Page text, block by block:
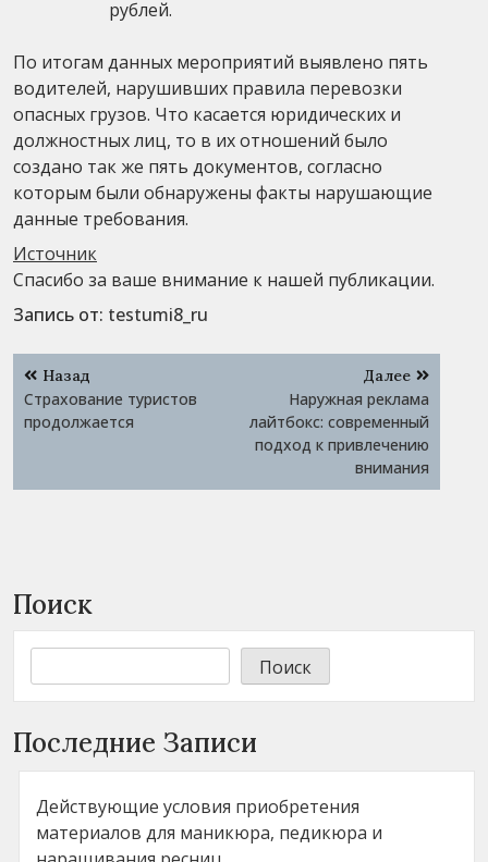
рублей.
По итогам данных мероприятий выявлено пять
водителей, нарушивших правила перевозки
опасных грузов. Что касается юридических и
должностных лиц, то в их отношений было
создано так же пять документов, согласно
которым были обнаружены факты нарушающие
данные требования.
Источник
Спасибо за ваше внимание к нашей публикации.
Запись от: testumi8_ru
Навигация
по
записям
Назад
Страхование туристов
продолжается
Далее
Наружная реклама
лайтбокс: современный
подход к привлечению
внимания
Поиск
Поиск
Последние Записи
Действующие условия приобретения
материалов для маникюра, педикюра и